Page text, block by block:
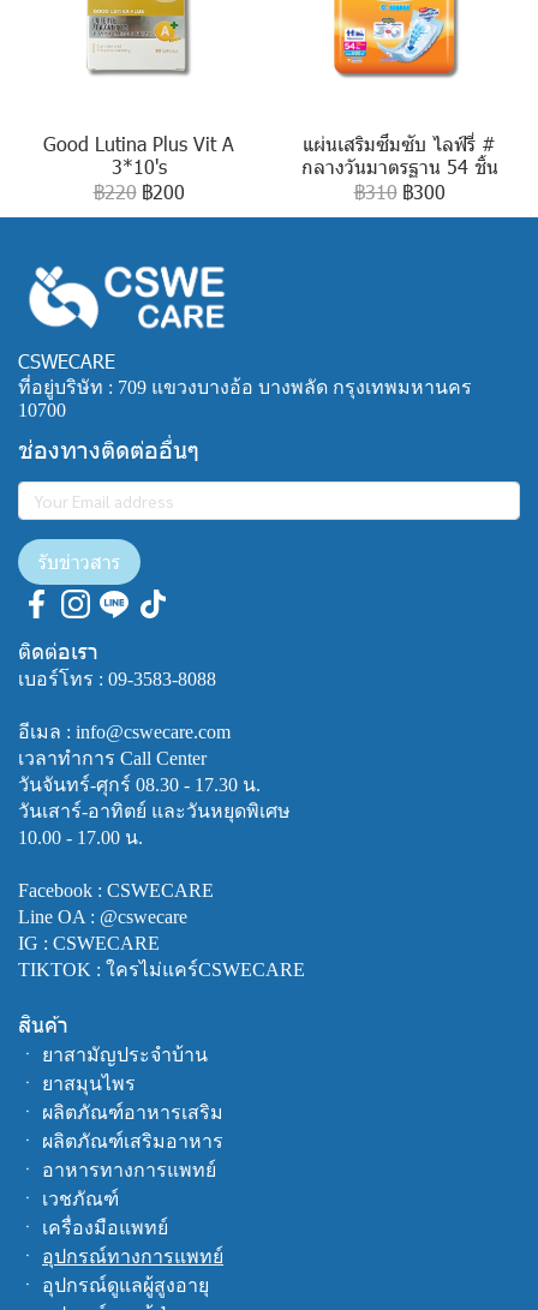
Good Lutina Plus Vit A
3*10's
฿220 ฿200
แผ่นเสริมซึมซับ ไลฟ์รี่ #
กลางวันมาตรฐาน 54 ชิ้น
฿310 ฿300
CSWECARE
ที่อยู่บริษัท : 709 แขวงบางอ้อ บางพลัด กรุงเทพมหานคร
10700
ช่องทางติดต่ออื่นๆ
รับข่าวสาร
ติดต่อเรา
เบอร์โทร : 09-3583-8088
อีเมล : info@cswecare.com
เวลาทำการ Call Center
วันจันทร์-ศุกร์ 08.30 - 17.30 น.
วันเสาร์-อาทิตย์ และวันหยุดพิเศษ
10.00 - 17.00 น.
Facebook : CSWECARE
Line OA : @cswecare
IG : CSWECARE
TIKTOK : ใครไม่แคร์CSWECARE
สินค้า
ㆍ ยาสามัญประจำบ้าน
ㆍ ยาสมุนไพร
ㆍ ผลิตภัณฑ์อาหารเสริม
ㆍ ผลิตภัณฑ์เสริมอาหาร
ㆍ อาหารทางการแพทย์
ㆍ เวชภัณฑ์
ㆍ เครื่องมือแพทย์
ㆍ อุปกรณ์ทางการแพทย์
ㆍ อุปกรณ์ดูแลผู้สูงอายุ